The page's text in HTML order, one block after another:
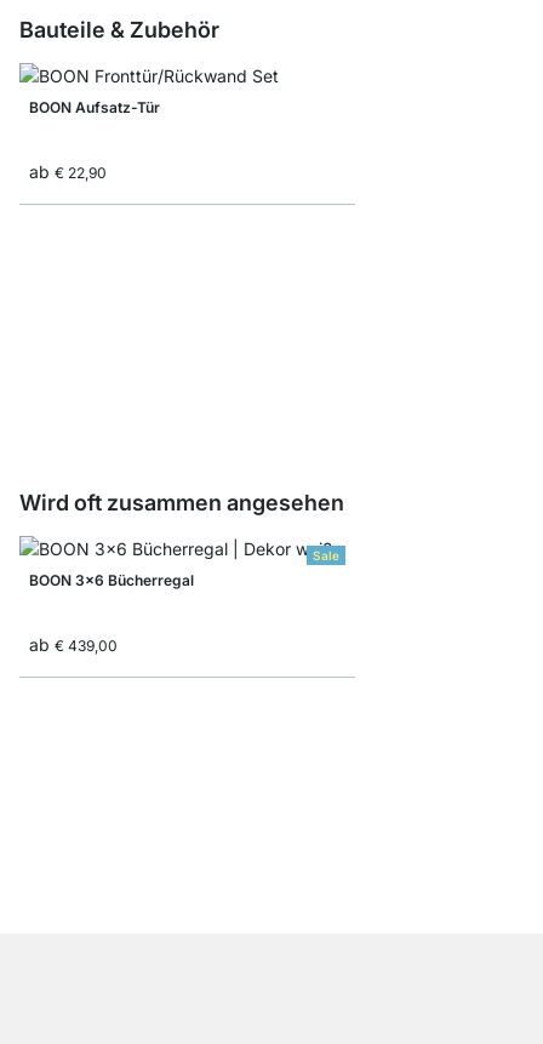
Bauteile & Zubehör
BOON Aufsatz-Tür
ab € 22,90
Wird oft zusammen angesehen
Sale
BOON 3x6 Bücherregal
ab € 439,00